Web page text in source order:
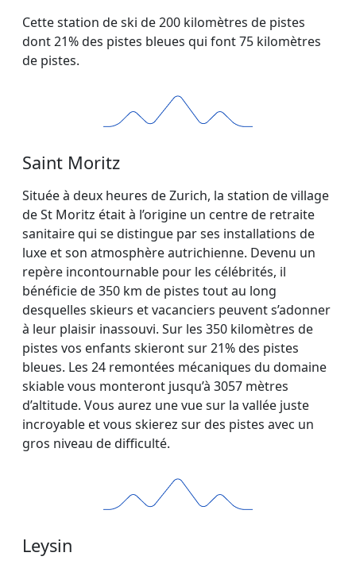
Cette station de ski de 200 kilomètres de pistes
dont 21% des pistes bleues qui font 75 kilomètres
de pistes.
Saint Moritz
Située à deux heures de Zurich, la station de village
de St Moritz était à l’origine un centre de retraite
sanitaire qui se distingue par ses installations de
luxe et son atmosphère autrichienne. Devenu un
repère incontournable pour les célébrités, il
bénéficie de 350 km de pistes tout au long
desquelles skieurs et vacanciers peuvent s’adonner
à leur plaisir inassouvi. Sur les 350 kilomètres de
pistes vos enfants skieront sur 21% des pistes
bleues. Les 24 remontées mécaniques du domaine
skiable vous monteront jusqu’à 3057 mètres
d’altitude. Vous aurez une vue sur la vallée juste
incroyable et vous skierez sur des pistes avec un
gros niveau de difficulté.
Leysin